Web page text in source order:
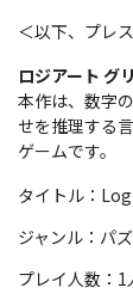
＜以下、プレ
ロジアート グ
本作は、数字
せを推理する
ゲームです。
タイトル：
ジャンル：パ
プレイ人数：1